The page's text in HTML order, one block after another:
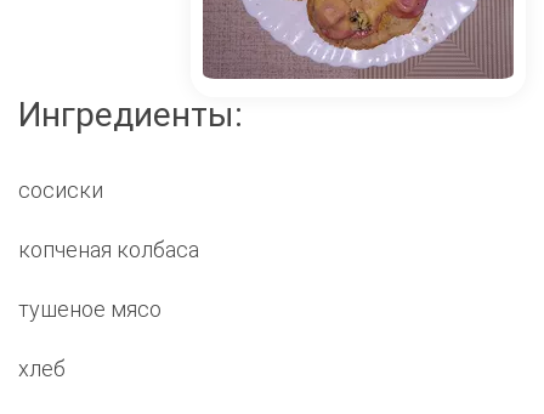
Ингредиенты:
сосиски
копченая колбаса
тушеное мясо
хлеб